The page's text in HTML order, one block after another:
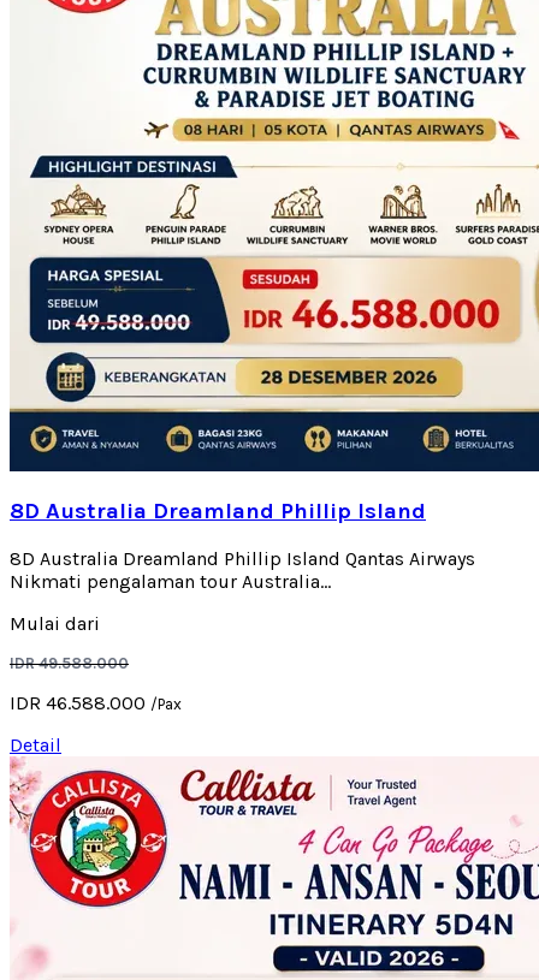
8D Australia Dreamland Phillip Island
8D Australia Dreamland Phillip Island Qantas Airways
Nikmati pengalaman tour Australia...
Mulai dari
IDR 49.588.000
IDR 46.588.000 /Pax
Detail